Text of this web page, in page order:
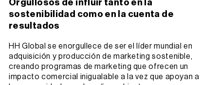
Orgullosos de influir tanto en la
sostenibilidad como en la cuenta de
resultados
HH Global se enorgullece de ser el líder mundial en
adquisición y producción de marketing sostenible,
creando programas de marketing que ofrecen un
impacto comercial inigualable a la vez que apoyan a